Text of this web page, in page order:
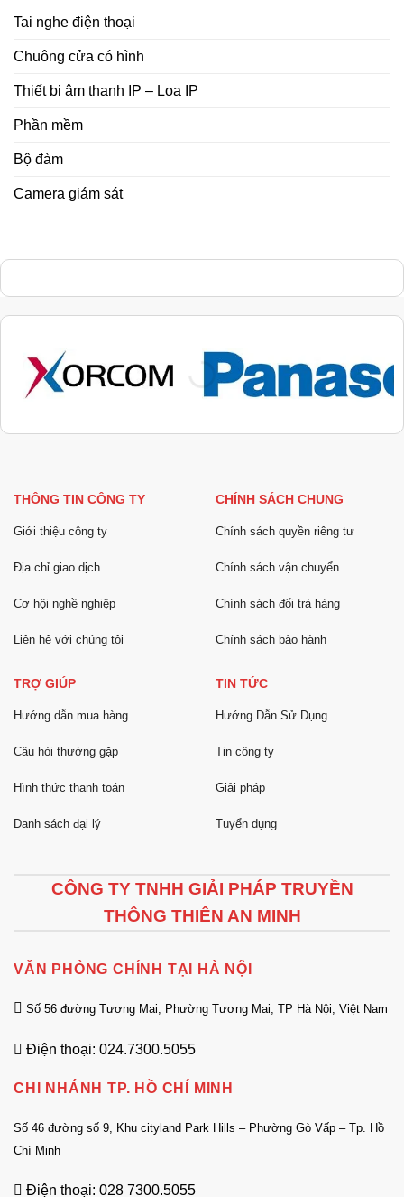
Tai nghe điện thoại
Chuông cửa có hình
Thiết bị âm thanh IP – Loa IP
Phần mềm
Bộ đàm
Camera giám sát
THÔNG TIN CÔNG TY
Giới thiệu công ty
Địa chỉ giao dịch
Cơ hội nghề nghiệp
Liên hệ với chúng tôi
CHÍNH SÁCH CHUNG
Chính sách quyền riêng tư
Chính sách vận chuyển
Chính sách đổi trả hàng
Chính sách bảo hành
TRỢ GIÚP
Hướng dẫn mua hàng
Câu hỏi thường gặp
Hình thức thanh toán
Danh sách đại lý
TIN TỨC
Hướng Dẫn Sử Dụng
Tin công ty
Giải pháp
Tuyển dụng
CÔNG TY TNHH GIẢI PHÁP TRUYỀN
THÔNG THIÊN AN MINH
VĂN PHÒNG CHÍNH TẠI HÀ NỘI
Số 56 đường Tương Mai, Phường Tương Mai, TP Hà Nội, Việt Nam
Điện thoại: 024.7300.5055
CHI NHÁNH TP. HỒ CHÍ MINH
Số 46 đường số 9, Khu cityland Park Hills – Phường Gò Vấp – Tp. Hồ
Chí Minh
Điện thoại: 028 7300.5055